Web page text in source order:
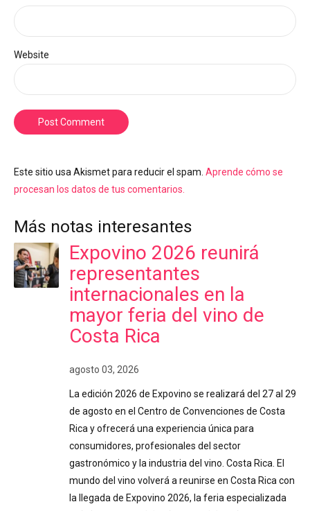
Website
Post Comment
Este sitio usa Akismet para reducir el spam. Aprende cómo se
procesan los datos de tus comentarios.
Más notas interesantes
Expovino 2026 reunirá
representantes
internacionales en la
mayor feria del vino de
Costa Rica
agosto 03, 2026
La edición 2026 de Expovino se realizará del 27 al 29
de agosto en el Centro de Convenciones de Costa
Rica y ofrecerá una experiencia única para
consumidores, profesionales del sector
gastronómico y la industria del vino. Costa Rica. El
mundo del vino volverá a reunirse en Costa Rica con
la llegada de Expovino 2026, la feria especializada